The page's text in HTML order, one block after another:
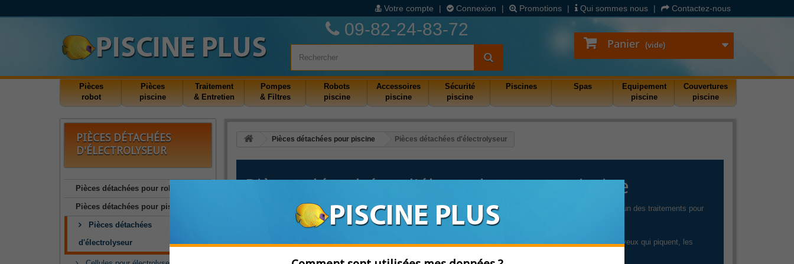
Votre compte | Connexion | Promotions | Qui sommes nous | Contactez-nous
09-82-24-83-72
Panier (vide)
Pièces
robot
Pièces
piscine
Traitement
& Entretien
Pompes
& Filtres
Robots
piscine
Accessoires
piscine
Sécurité
piscine
Piscines Spas
Equipement
piscine
Couvertures
piscine
PIÈCES DÉTACHÉES
D'ÉLECTROLYSEUR
Pièces détachées pour robot
Pièces détachées pour piscine
Pièces détachées
d'électrolyseur
Pièces détachées pour piscine Pièces détachées d'électrolyseur
Pièces détachées d'électrolyse pour piscine
Notre boutique en ligne de pièces détachées pour piscine vous propose le traitement de l'eau par électrolyse, l'un des traitements pour
piscine les plus répandu au monde.
En effet, ce traitement a l'avantage de ne plus utiliser de produit chimique dans son bassin (hors PH). Fini les yeux qui piquent, les